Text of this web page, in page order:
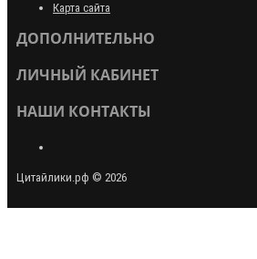
Карта сайта
ДОПОЛНИТЕЛЬНО
ЛИЧНЫЙ КАБИНЕТ
НАШИ КОНТАКТЫ
Цитайлики.рф © 2026